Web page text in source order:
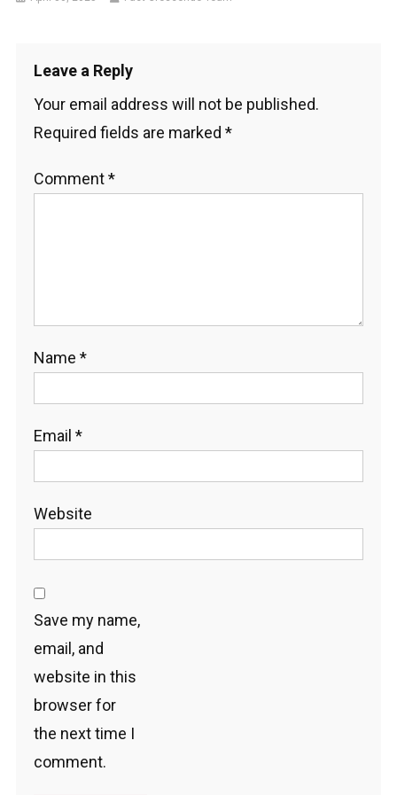
Leave a Reply
Your email address will not be published.
Required fields are marked *
Comment*
Name *
Email *
Website
Save my name,
email, and
website in this
browser for
the next time I
comment.